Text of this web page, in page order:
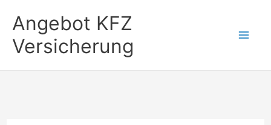
Inhalt
springen
Angebot KFZ
Versicherung